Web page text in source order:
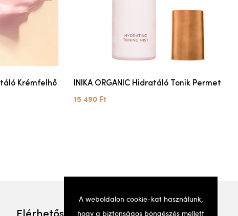
Krémfelhő
INIKA ORGANIC Hidratáló Tonik Permet
15 490 Ft
A weboldalon cookie-kat használunk,
hogy a biztonságos böngészés mellett